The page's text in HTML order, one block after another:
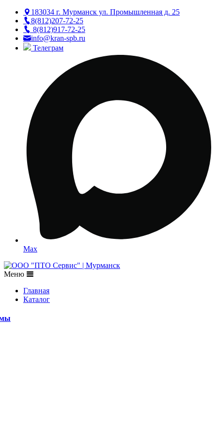
183034 г. Мурманск ул. Промышленная д. 25
8(812)207-72-25
8(812)917-72-25
info@kran-spb.ru
Телеграм
Max
Меню
Главная
Каталог